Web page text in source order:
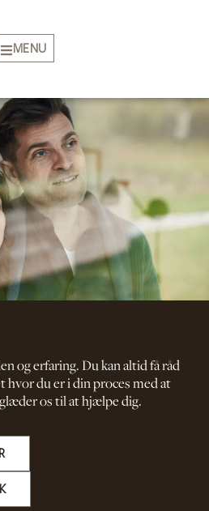
MENU
og erfaring. Du kan altid få råd
hvor du er i din proces med at
os til at hjælpe dig.